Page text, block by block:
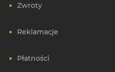
Zwroty
Reklamacje
Płatności